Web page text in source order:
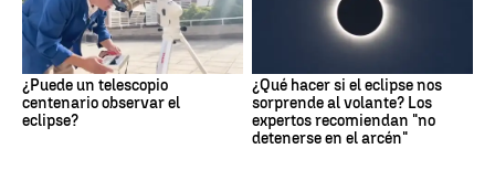
¿Puede un telescopio
centenario observar el
eclipse?
¿Qué hacer si el eclipse nos
sorprende al volante? Los
expertos recomiendan "no
detenerse en el arcén"